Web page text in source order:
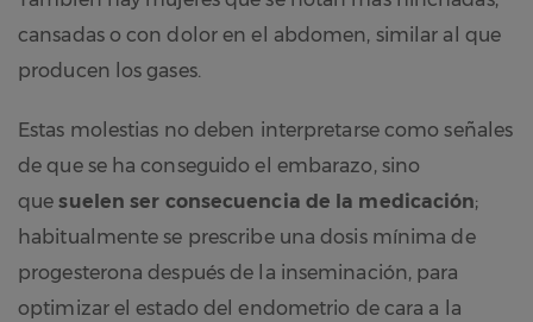
cansadas o con dolor en el abdomen, similar al que
producen los gases.
Estas molestias no deben interpretarse como señales
de que se ha conseguido el embarazo, sino
quesuelen ser consecuencia de la medicación;
habitualmente se prescribe una dosis mínima de
progesterona después de la inseminación, para
optimizar el estado del endometrio de cara a la